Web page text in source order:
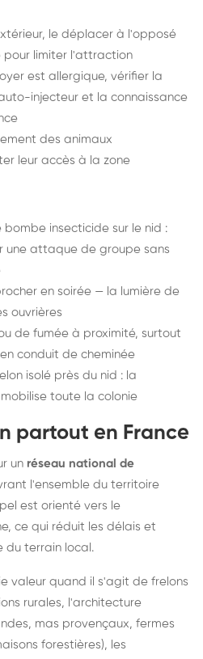
le déplacer à l'opposé
limiter l'attraction
est allergique, vérifier la
injecteur et la connaissance
des animaux
leur accès à la zone
bombe insecticide sur le nid :
une attaque de groupe sans
en soirée — la lumière de
ouvrières
de fumée à proximité, surtout
conduit de cheminée
isolé près du nid : la
toute la colonie
partout en France
un réseau national de
l'ensemble du territoire
est orienté vers le
ce qui réduit les délais et
du terrain local.
valeur quand il s'agit de frelons
rurales, l'architecture
mas provençaux, fermes
forestières), les